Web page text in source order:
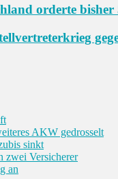
orderte
AKW gedrosselt
sinkt
zwei Versicherer
an